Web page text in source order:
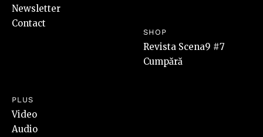
Newsletter
Contact
SHOP
Revista Scena9 #7
Cumpără
PLUS
Video
Audio